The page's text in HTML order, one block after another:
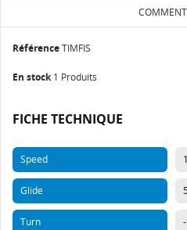
RéférenceTIMFIS
En stock 1 Produits
FICHE TECHNIQUE
Speed
Glide
Turn